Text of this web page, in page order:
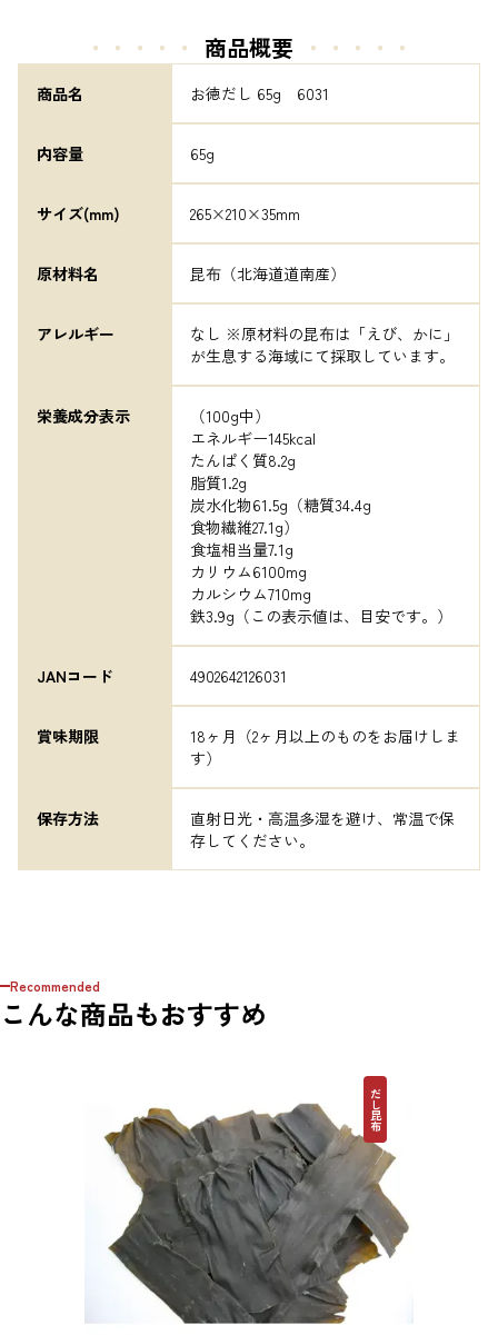
・・・・・ 商品概要 ・・・・・
商品名 お徳だし 65g　6031
内容量 65g
サイズ(mm) 265×210×35mm
原材料名 昆布（北海道道南産）
アレルギー
なし ※原材料の昆布は「えび、かに」
が生息する海域にて採取しています。
栄養成分表示
（100g中）
エネルギー145kcal
たんぱく質8.2g
脂質1.2g
炭水化物61.5g（糖質34.4g
食物繊維27.1g）
食塩相当量7.1g
カリウム6100mg
カルシウム710mg
鉄3.9g（この表示値は、目安です。）
JANコード 4902642126031
賞味期限
18ヶ月（2ヶ月以上のものをお届けしま
す）
保存方法
直射日光・高温多湿を避け、常温で保
存してください。
Recommended
こんな商品もおすすめ
だし昆布